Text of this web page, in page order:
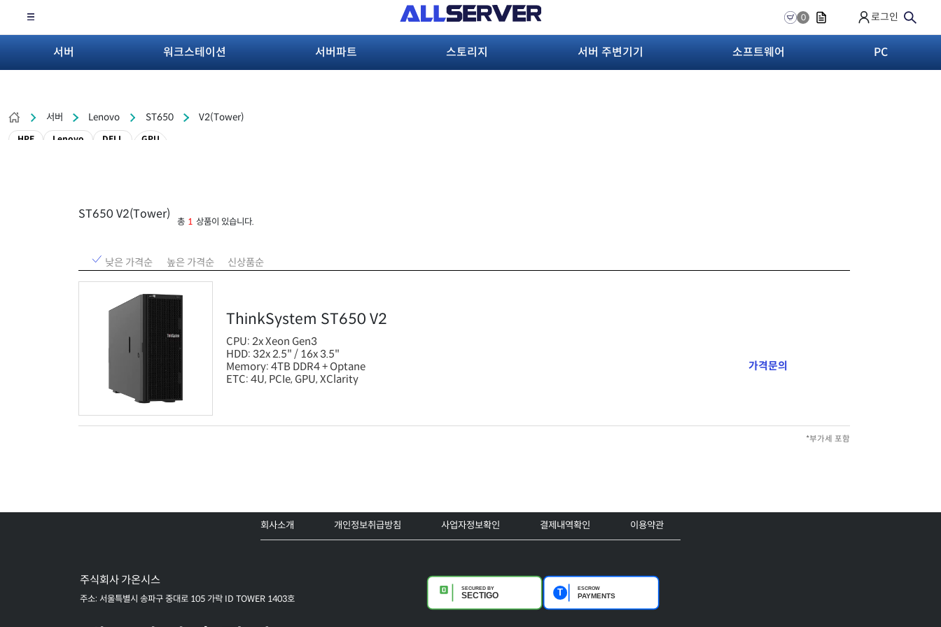
0 로그인
서버 워크스테이션 서버파트 스토리지 서버 주변기기 소프트웨어 PC
서버 Lenovo ST650 V2(Tower)
HPE Lenovo DELL GPU
ST650 V2(Tower)
총 1 상품이 있습니다.
낮은 가격순 높은 가격순 신상품순
ThinkSystem ST650 V2
CPU: 2x Xeon Gen3
HDD: 32x 2.5" / 16x 3.5"
Memory: 4TB DDR4 + Optane
ETC: 4U, PCIe, GPU, XClarity
가격문의
*부가세 포함
회사소개 개인정보취급방침 사업자정보확인 결제내역확인 이용약관
주식회사 가온시스
주소: 서울특별시 송파구 중대로 105 가락 ID TOWER 1403호